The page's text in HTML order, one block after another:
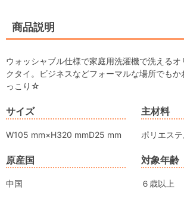
商品説明
ウォッシャブル仕様で家庭用洗濯機で洗える
クタイ。ビジネスなどフォーマルな場所でも
っこり☆
サイズ
W105 mm×H320 mmD25 mm
主材料
ポリエス
原産国
中国
対象年齢
６歳以上